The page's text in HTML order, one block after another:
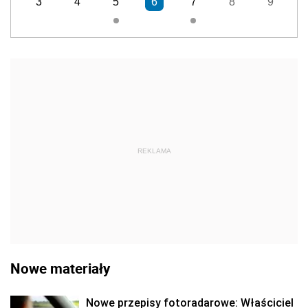
REKLAMA
Nowe materiały
Nowe przepisy fotoradarowe: Właściciel